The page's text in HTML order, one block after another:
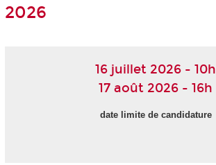
2026
16 juillet 2026 - 10h
17 août 2026 - 16h
date limite de candidature